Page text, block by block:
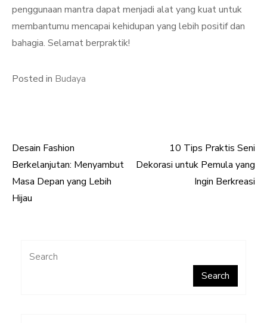
penggunaan mantra dapat menjadi alat yang kuat untuk
membantumu mencapai kehidupan yang lebih positif dan
bahagia. Selamat berpraktik!
Posted in Budaya
Post
navigation
Desain Fashion
Berkelanjutan: Menyambut
Masa Depan yang Lebih
Hijau
10 Tips Praktis Seni
Dekorasi untuk Pemula yang
Ingin Berkreasi
Search
Search